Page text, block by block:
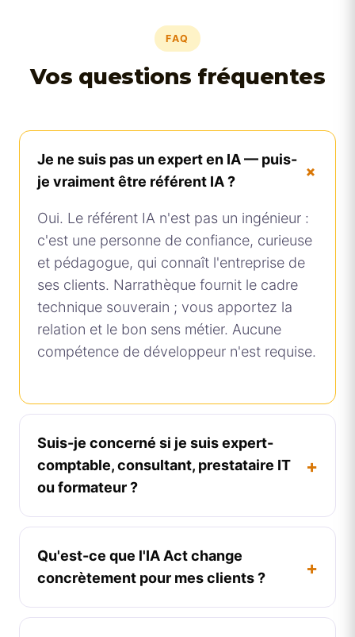
FAQ
Vos questions fréquentes
Je ne suis pas un expert en IA — puis-
je vraiment être référent IA ?
+
Oui. Le référent IA n'est pas un ingénieur :
c'est une personne de confiance, curieuse
et pédagogue, qui connaît l'entreprise de
ses clients. Narrathèque fournit le cadre
technique souverain ; vous apportez la
relation et le bon sens métier. Aucune
compétence de développeur n'est requise.
Suis-je concerné si je suis expert-
comptable, consultant, prestataire IT
ou formateur ?
+
Qu'est-ce que l'IA Act change
concrètement pour mes clients ?
+